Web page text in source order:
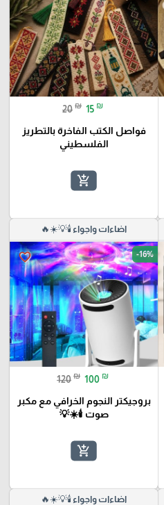
20 ₪ 15 ₪
فواصل الكتب الفاخرة بالتطريز
الفلسطيني
add_shopping_cart
اضاءات واجواء 🕯️💡☀️🔥
favorite_border -16%
120 ₪ 100 ₪
بروجيكتر النجوم الخرافي مع مكبر
صوت 🕯️☀️💡
add_shopping_cart
اضاءات واجواء 🕯️💡☀️🔥